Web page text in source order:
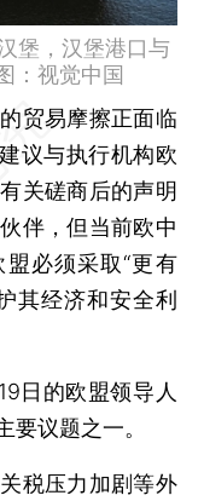
堡，汉堡港口与
：视觉中国
贸易摩擦正面临
议与执行机构欧
关磋商后的声明
伴，但当前欧中
必须采取“更有
其经济和安全利
的欧盟领导人
要议题之一。
税压力加剧等外